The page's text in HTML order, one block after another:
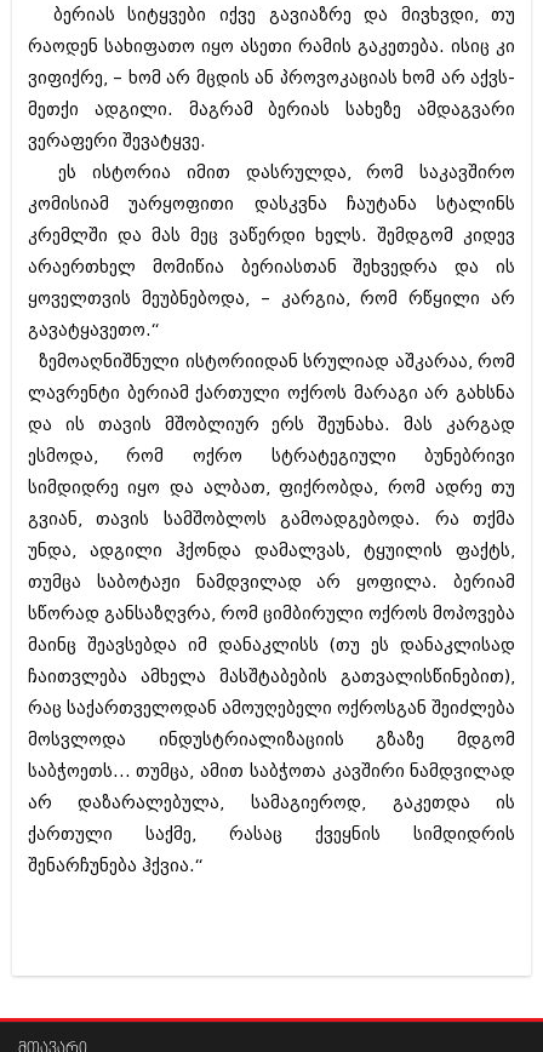
მარტი 2012 (259)
თებერვალი 2012 (376)
იანვარი 2012 (322)
ნოემბერი 2011 (471)
ოქტომბერი 2011 (754)
სექტემბერი 2011 (407)
აგვისტო 2011 (249)
ივლისი 2011 (400)
ივნისი 2011 (438)
მაისი 2011 (415)
მარტი 2011 (654)
თებერვალი 2011 (329)
იანვარი 2011 (647)
(157)
დეკემბერი 2010 (881)
ნოემბერი 2010 (422)
ოქტომბერი 2010 (341)
სექტემბერი 2010 (449)
აგვისტო 2010 (461)
ივლისი 2010 (556)
ივნისი 2010 (685)
მაისი 2010 (232)
მარტი 2010 (454)
თებერვალი 2010 (421)
იანვარი 2010 (422)
დეკემბერი 2009 (510)
ნოემბერი 2009 (308)
ოქტომბერი 2009 (382)
სექტემბერი 2009 (541)
აგვისტო 2009 (14)
ივლისი 2009 (118)
თებერვალი 0216 (1)
დეკემბერი 0215 (1)
ოქტომბერი 0215 (1)
ბერიას სიტყვები იქვე გავიაზრე და მივხვდი, თუ
რაოდენ სახიფათო იყო ასეთი რამის გაკეთება. ისიც კი
ვიფიქრე, – ხომ არ მცდის ან პროვოკაციას ხომ არ აქვს-
მეთქი ადგილი. მაგრამ ბერიას სახეზე ამდაგვარი
ვერაფერი შევატყვე.
ეს ისტორია იმით დასრულდა, რომ საკავშირო
კომისიამ უარყოფითი დასკვნა ჩაუტანა სტალინს
კრემლში და მას მეც ვაწერდი ხელს. შემდგომ კიდევ
არაერთხელ მომიწია ბერიასთან შეხვედრა და ის
ყოველთვის მეუბნებოდა, – კარგია, რომ რწყილი არ
გავატყავეთო.“
ზემოაღნიშნული ისტორიიდან სრულიად აშკარაა, რომ
ლავრენტი ბერიამ ქართული ოქროს მარაგი არ გახსნა
და ის თავის მშობლიურ ერს შეუნახა. მას კარგად
ესმოდა, რომ ოქრო სტრატეგიული ბუნებრივი
სიმდიდრე იყო და ალბათ, ფიქრობდა, რომ ადრე თუ
გვიან, თავის სამშობლოს გამოადგებოდა. რა თქმა
უნდა, ადგილი ჰქონდა დამალვას, ტყუილის ფაქტს,
თუმცა საბოტაჟი ნამდვილად არ ყოფილა. ბერიამ
სწორად განსაზღვრა, რომ ციმბირული ოქროს მოპოვება
მაინც შეავსებდა იმ დანაკლისს (თუ ეს დანაკლისად
ჩაითვლება ამხელა მასშტაბების გათვალისწინებით),
რაც საქართველოდან ამოუღებელი ოქროსგან შეიძლება
მოსვლოდა ინდუსტრიალიზაციის გზაზე მდგომ
საბჭოეთს... თუმცა, ამით საბჭოთა კავშირი ნამდვილად
არ დაზარალებულა, სამაგიეროდ, გაკეთდა ის
ქართული საქმე, რასაც ქვეყნის სიმდიდრის
შენარჩუნება ჰქვია.“